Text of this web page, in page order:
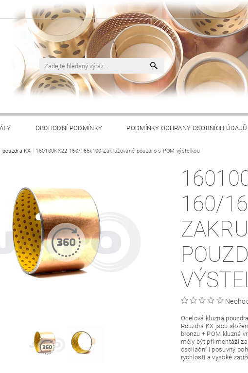
OBCHODNÍ PODMÍNKY PODMÍNKY OCHRANY OSOBNÍCH ÚDAJŮ
pouzdra KX 160100KX22 160/165x100 Zakružované pouzdro s POM výstelkou
160/
Ocelová kluzná
Pouzdra KX jsou
bronzu + POM kluzná
měly být při montáži
oscilační i posuvný
rychlosti a vysoké